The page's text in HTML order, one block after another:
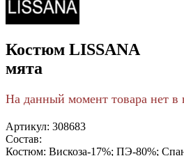
Костюм LISSANA
мята
На данный момент товара нет в
Артикул: 308683
Состав:
Костюм: Вискоза-17%; ПЭ-80%;